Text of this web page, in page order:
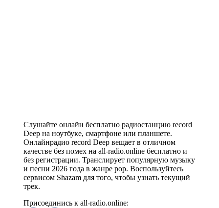
Слушайте онлайн бесплатно радиостанцию record
Deep на ноутбуке, смартфоне или планшете.
Онлайнрадио record Deep вещает в отличном
качестве без помех на all-radio.online бесплатно и
без регистрации. Транслирует популярную музыку
и песни 2026 года в жанре pop. Воспользуйтесь
сервисом Shazam для того, чтобы узнать текущий
трек.
Присоединись к all-radio.online: